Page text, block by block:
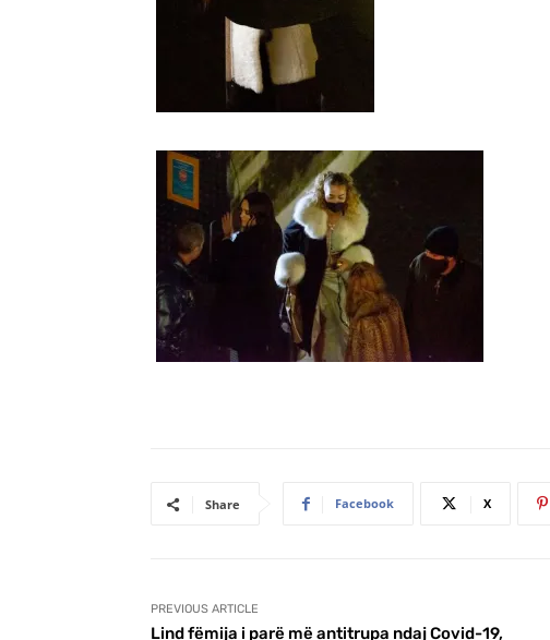
Share Facebook X
PREVIOUS ARTICLE
Lind fëmija i parë më antitrupa ndaj Covid-19,